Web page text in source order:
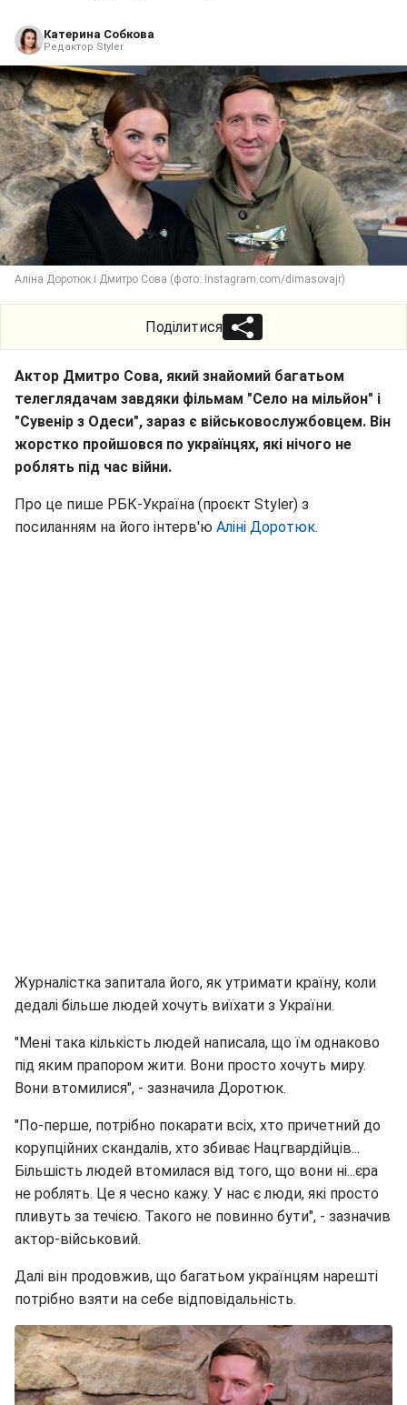
Катерина Собкова
Редактор Styler
Аліна Доротюк і Дмитро Сова (фото: instagram.com/dimasovajr)
Поділитися
Актор Дмитро Сова, який знайомий багатьом
телеглядачам завдяки фільмам "Село на мільйон" і
"Сувенір з Одеси", зараз є військовослужбовцем. Він
жорстко пройшовся по українцях, які нічого не
роблять під час війни.
Про це пише РБК-Україна (проєкт Styler) з
посиланням на його інтерв'ю Аліні Доротюк.
Журналістка запитала його, як утримати країну, коли
дедалі більше людей хочуть виїхати з України.
"Мені така кількість людей написала, що їм однаково
під яким прапором жити. Вони просто хочуть миру.
Вони втомилися", - зазначила Доротюк.
"По-перше, потрібно покарати всіх, хто причетний до
корупційних скандалів, хто збиває Нацгвардійців...
Більшість людей втомилася від того, що вони ні...єра
не роблять. Це я чесно кажу. У нас є люди, які просто
пливуть за течією. Такого не повинно бути", - зазначив
актор-військовий.
Далі він продовжив, що багатьом українцям нарешті
потрібно взяти на себе відповідальність.